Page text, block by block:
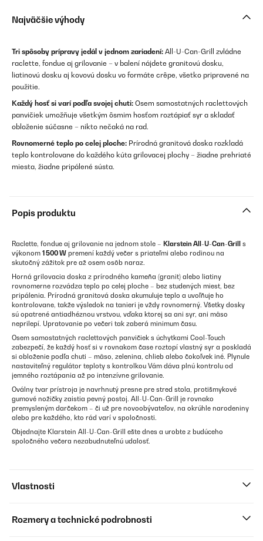
Najväčšie výhody
Tri spôsoby prípravy jedál v jednom zariadení: All-U-Can-Grill zvládne
raclette, fondue aj grilovanie – v balení nájdete granitovú dosku,
liatinovú dosku aj kovovú dosku vo formáte crêpe, všetko pripravené na
použitie.
Každý hosť si varí podľa svojej chuti: Osem samostatných raclettových
panvičiek umožňuje všetkým ôsmim hosťom roztápiať syr a skladať
obloženie súčasne – nikto nečaká na rad.
Rovnomerné teplo po celej ploche: Prírodná granitová doska rozkladá
teplo kontrolovane do každého kúta grilovacej plochy – žiadne prehriaté
miesta, žiadne pripálené sústa.
Popis produktu
Raclette, fondue aj grilovanie na jednom stole – Klarstein All-U-Can-Grill
s
výkonom 1 500 W premení každý večer s priateľmi alebo rodinou na
skutočný zážitok pre až osem osôb naraz.
Horná grilovacia doska z prírodného kameňa (granit) alebo liatiny
rovnomerne rozvádza teplo po celej ploche – bez studených miest, bez
pripálenia. Prírodná granitová doska akumuluje teplo a uvoľňuje ho
kontrolovane, takže výsledok na tanieri je vždy rovnomerný. Všetky dosky
sú opatrené antiadhéznou vrstvou, vďaka ktorej sa ani syr, ani mäso
neprilepí. Upratovanie po večeri tak zaberá minimum času.
Osem samostatných raclettových panvičiek s úchytkami Cool-Touch
zabezpečí, že každý hosť si v rovnakom čase roztopí vlastný syr a poskladá
si obloženie podľa chuti – mäso, zelenina, chlieb alebo čokoľvek iné. Plynule
nastaviteľný regulátor teploty s kontrolkou Vám dáva plnú kontrolu od
jemného roztápania až po intenzívne grilovanie.
Oválny tvar prístroja je navrhnutý presne pre stred stola, protišmykové
gumové nožičky zaistia pevný postoj. All-U-Can-Grill je rovnako
premysleným darčekom – či už pre novoobývateľov, na okrúhle narodeniny
alebo pre každého, kto rád varí v spoločnosti.
Objednajte Klarstein All-U-Can-Grill ešte dnes a urobte z budúceho
spoločného večera nezabudnuteľnú udalosť.
Vlastnosti
Rozmery a technické podrobnosti